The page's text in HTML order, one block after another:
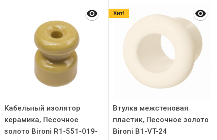
Кабельный изолятор
керамика, Песочное
золото Bironi R1-551-019-
Втулка межстеновая
пластик, Песочное золото
Bironi B1-VT-24
Хит!